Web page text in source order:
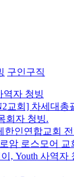
구인구직
역자 청빙
교회] 차세대총
회자 청빙.
한인연합교회
암 로스모어 교
, Youth 사역자